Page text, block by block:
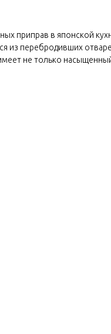
приправ в японской
из перебродивших
не только насыщенный